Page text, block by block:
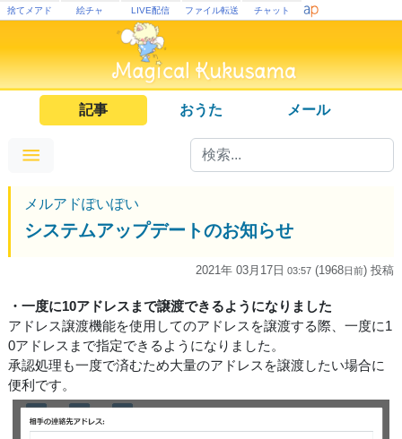
捨てメアド 絵チャ LIVE配信 ファイル転送 チャット
記事 おうた メール
メルアドぽいぽい
システムアップデートのお知らせ
2021年 03月17日 03:57 (1968日前) 投稿
・一度に10アドレスまで譲渡できるようになりました
アドレス譲渡機能を使用してのアドレスを譲渡する際、一度に1
0アドレスまで指定できるようになりました。
承認処理も一度で済むため大量のアドレスを譲渡したい場合に
便利です。